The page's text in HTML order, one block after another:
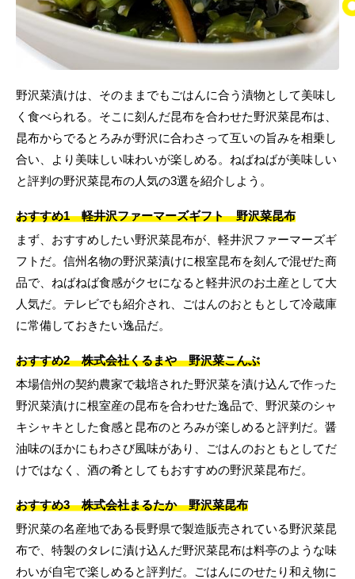
野沢菜漬けは、そのままでもごはんに合う漬物として美味し
く食べられる。そこに刻んだ昆布を合わせた野沢菜昆布は、
昆布からでるとろみが野沢に合わさって互いの旨みを相乗し
合い、より美味しい味わいが楽しめる。ねばねばが美味しい
と評判の野沢菜昆布の人気の3選を紹介しよう。
おすすめ1 軽井沢ファーマーズギフト 野沢菜昆布
まず、おすすめしたい野沢菜昆布が、軽井沢ファーマーズギ
フトだ。信州名物の野沢菜漬けに根室昆布を刻んで混ぜた商
品で、ねばねば食感がクセになると軽井沢のお土産として大
人気だ。テレビでも紹介され、ごはんのおともとして冷蔵庫
に常備しておきたい逸品だ。
おすすめ2 株式会社くるまや 野沢菜こんぶ
本場信州の契約農家で栽培された野沢菜を漬け込んで作った
野沢菜漬けに根室産の昆布を合わせた逸品で、野沢菜のシャ
キシャキとした食感と昆布のとろみが楽しめると評判だ。醤
油味のほかにもわさび風味があり、ごはんのおともとしてだ
けではなく、酒の肴としてもおすすめの野沢菜昆布だ。
おすすめ3 株式会社まるたか 野沢菜昆布
野沢菜の名産地である長野県で製造販売されている野沢菜昆
布で、特製のタレに漬け込んだ野沢菜昆布は料亭のような味
わいが自宅で楽しめると評判だ。ごはんにのせたり和え物に